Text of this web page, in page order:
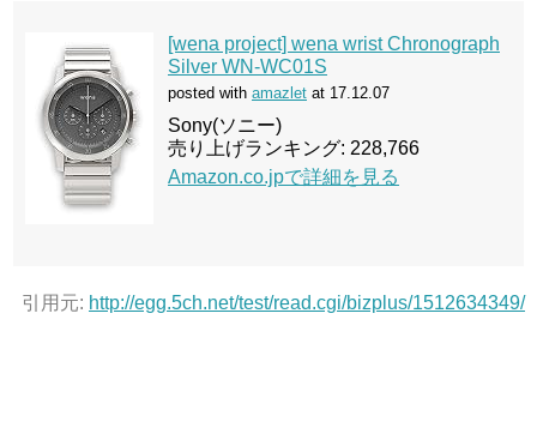
[wena project] wena wrist Chronograph
Silver WN-WC01S
posted with amazlet at 17.12.07
Sony(ソニー)
売り上げランキング: 228,766
Amazon.co.jpで詳細を見る
引用元: http://egg.5ch.net/test/read.cgi/bizplus/1512634349/